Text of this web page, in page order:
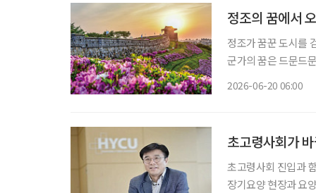
정조의 꿈에서
정조가 꿈꾼 도시를
군가의 꿈은 드문드
2026-06-20 06:00
초고령사회가
초고령사회 진입과
장기요양 현장과 요